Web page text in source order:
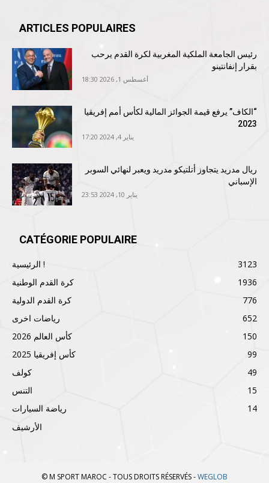
ARTICLES POPULAIRES
رئيس الجامعة الملكية المغربية لكرة القدم يرحب
بقرار إنفانتينو
أغسطس 1, 2026 18:30
“الكاف” يرفع قيمة الجوائز المالية لكأس أمم إفريقيا
2023
يناير 4, 2024 17:20
ريال مدريد يتجاوز أتلتيكو مدريد ويعبر لنهائي السوبر
الإسباني
يناير 10, 2024 23:53
CATÉGORIE POPULAIRE
الرئيسية !
3123
كرة القدم الوطنية
1936
كرة القدم الدولية
776
رياضات اخرى
652
كأس العالم 2026
150
كأس إفريقيا 2025
99
كولف
49
التنس
15
رياضة السيارات
14
الأرشيف
© M SPORT MAROC - TOUS DROITS RÉSERVÉS -WEGLOB